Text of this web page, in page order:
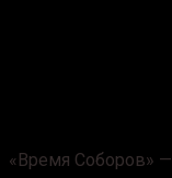
«Время Соборов» —